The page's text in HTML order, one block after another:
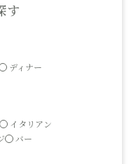
す
ディナー
イタリアン
バー